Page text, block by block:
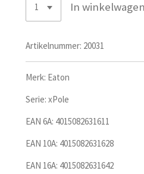
In winkelwagen
Artikelnummer: 20031
Merk: Eaton
Serie: xPole
EAN 6A: 4015082631611
EAN 10A: 4015082631628
EAN 16A: 4015082631642